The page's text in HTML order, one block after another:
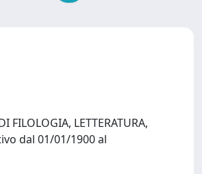
FILOLOGIA, LETTERATURA,
dal 01/01/1900 al